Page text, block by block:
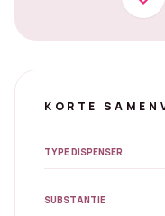
KORTE
TYPE DISPENSER
SUBSTANTIE